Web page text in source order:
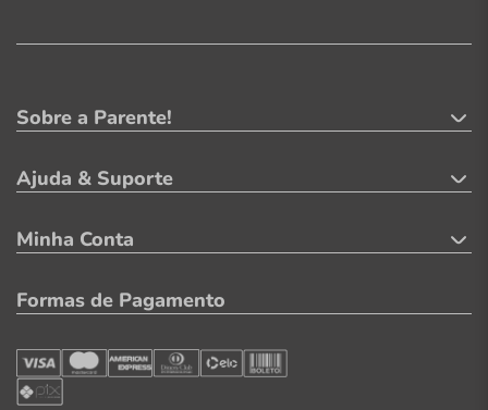
Sobre a Parente!
Ajuda & Suporte
Minha Conta
Formas de Pagamento